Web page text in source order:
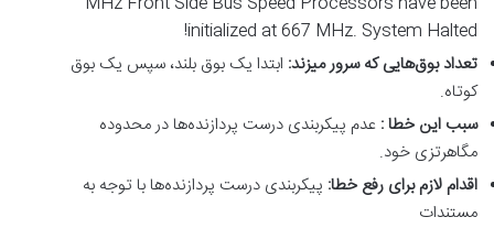
initialized at 667 MHz. System Halted!
تعداد بوق‌هایی که سرور میزند: ابتدا یک بوق بلند، سپس یک بوق
کوتاه.
سبب این خطا: عدم پیکربندی درست پردازنده‌ها در محدوده
مگاهرتزی خود.
اقدام لازم برای رفع خطا: پیکربندی درست پردازنده‌ها با توجه به
مستندات